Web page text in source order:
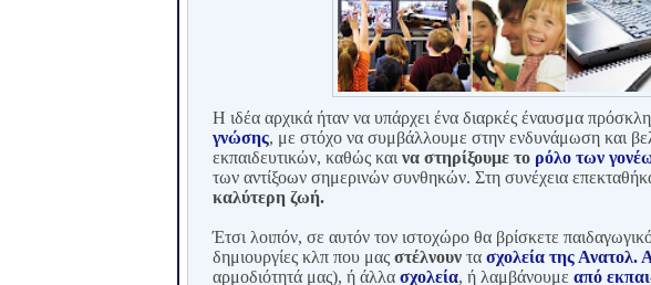
Η ιδέα αρχικά ήταν να υπάρχει ένα διαρκές έναυσμα
γνώσης, με στόχο να συμβάλλουμε στην ενδυνάμωση και
εκπαιδευτικών, καθώς και να στηρίξουμε το ρόλο των
των αντίξοων σημερινών συνθηκών. Στη συνέχεια
καλύτερη ζωή.
Έτσι λοιπόν, σε αυτόν τον ιστοχώρο θα βρίσκετε
δημιουργίες κλπ που μας στέλνουντα σχολεία της
αρμοδιότητά μας), ή άλλα σχολεία, ή λαμβάνουμε από